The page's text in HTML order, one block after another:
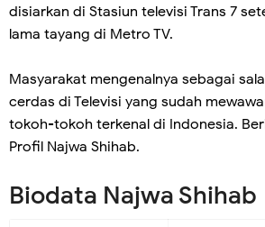
disiarkan di Stasiun televisi Trans 7
lama tayang di Metro TV.
Masyarakat mengenalnya sebagai
cerdas di Televisi yang sudah
tokoh-tokoh terkenal di Indonesia.
Profil Najwa Shihab.
Biodata Najwa Shihab